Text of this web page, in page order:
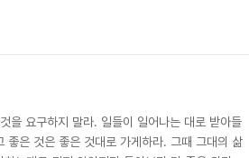
바탕으로 자신에게 도움이 되게 하는 것이 진정 고
을 요구하지 말라. 일들이 일어나는 대로 받아들
좋은 것은 좋은 것대로 가게하라. 그때 그대의 삶